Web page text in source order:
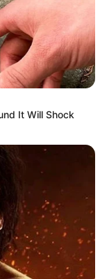
It Will Shock